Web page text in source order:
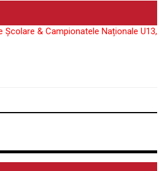
Școlare & Campionatele Naționale U13,